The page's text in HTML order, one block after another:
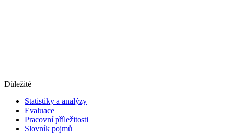
Důležité
Statistiky a analýzy
Evaluace
Pracovní příležitosti
Slovník pojmů